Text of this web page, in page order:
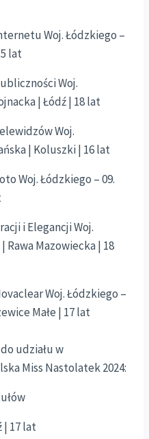
Woj. Łódzkiego –
lat
Woj.
| Łódź | 18 lat
Woj.
| Koluszki | 16 lat
Woj. Łódzkiego – 09.
i Elegancji Woj.
Rawa Mazowiecka | 18
Woj. Łódzkiego –
Małe | 17 lat
udziału w
Miss Nastolatek 2024:
| 17 lat